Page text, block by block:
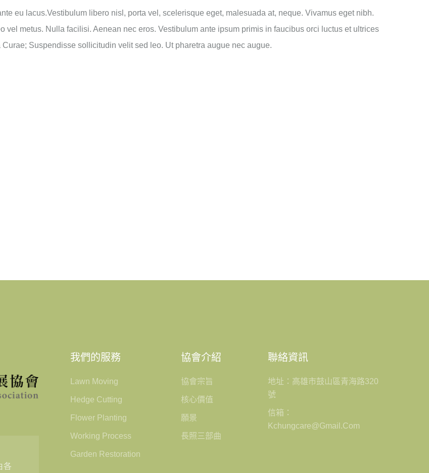
eu lacus.Vestibulum libero nisl, porta vel, scelerisque eget, malesuada at, neque. Vivamus eget nibh.
vel metus. Nulla facilisi. Aenean nec eros. Vestibulum ante ipsum primis in faucibus orci luctus et ultrices
Suspendisse sollicitudin velit sed leo. Ut pharetra augue nec augue.
各
我們的服務
Lawn Moving
Hedge Cutting
Flower Planting
Working Process
Garden Restoration
協會介紹
協會宗旨
核心價值
願景
長照三部曲
聯絡資訊
地址：高雄市鼓山區青海路320
號
信箱：
Kchungcare@gmail.com